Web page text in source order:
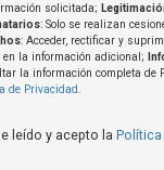
solicitada;
: Solo se realizan
: Acceder, rectificar y
en la información adicional;
la información completa de
de Privacidad
leído y acepto la Política